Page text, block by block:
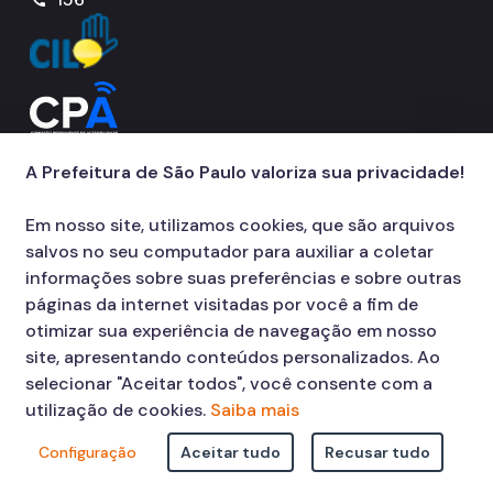
Notícias
Ouvidoria
Proteção de Dados e Privacidade
SAMU 192
Vigilância em Saúde
© COPYRIGHT 2026,
Prefeitura Municipal de São Paulo Viaduto do Cha,
15 - Centro - CEP: 01002-020
A Prefeitura de São Paulo valoriza sua privacidade!
Em nosso site, utilizamos cookies, que são arquivos
salvos no seu computador para auxiliar a coletar
informações sobre suas preferências e sobre outras
páginas da internet visitadas por você a fim de
otimizar sua experiência de navegação em nosso
site, apresentando conteúdos personalizados. Ao
selecionar "Aceitar todos", você consente com a
utilização de cookies. Saiba mais
Configuração Aceitar tudo Recusar tudo